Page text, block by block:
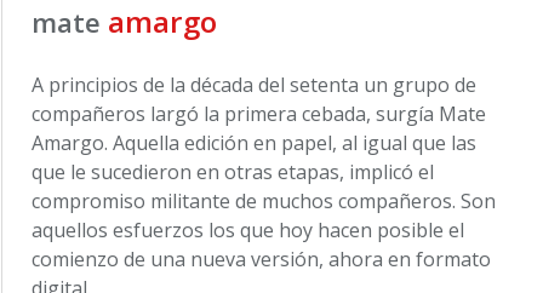
mate amargo
A principios de la década del setenta un grupo de
compañeros largó la primera cebada, surgía Mate
Amargo. Aquella edición en papel, al igual que las
que le sucedieron en otras etapas, implicó el
compromiso militante de muchos compañeros. Son
aquellos esfuerzos los que hoy hacen posible el
comienzo de una nueva versión, ahora en formato